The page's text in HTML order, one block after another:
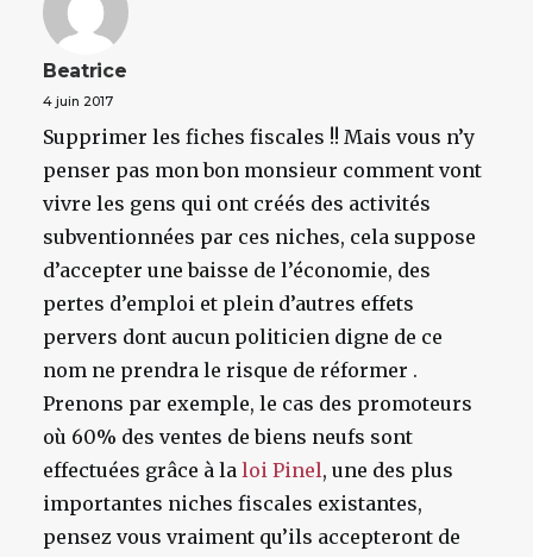
Beatrice
4 juin 2017
Supprimer les fiches fiscales !! Mais vous n’y
penser pas mon bon monsieur comment vont
vivre les gens qui ont créés des activités
subventionnées par ces niches, cela suppose
d’accepter une baisse de l’économie, des
pertes d’emploi et plein d’autres effets
pervers dont aucun politicien digne de ce
nom ne prendra le risque de réformer .
Prenons par exemple, le cas des promoteurs
où 60% des ventes de biens neufs sont
effectuées grâce à la loi Pinel, une des plus
importantes niches fiscales existantes,
pensez vous vraiment qu’ils accepteront de